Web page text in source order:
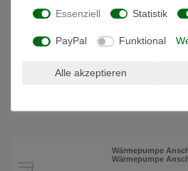
grau 380x220 grau
380 grau
Wärmepumpe
Wärmepumpe
Essenziell Statistik
PayPal Funktional
Alle akzeptieren